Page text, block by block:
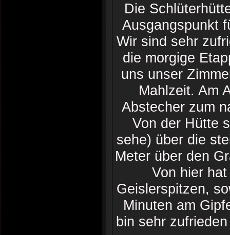
Die
Ausgangspunkt
Wir sind sehr
die morgige
uns unser
Mahlzeit. Am
Abstecher zum
Von der Hütte
sehe) über die
Meter über den
Von hier
Geislerspitzen,
Minuten am
bin sehr